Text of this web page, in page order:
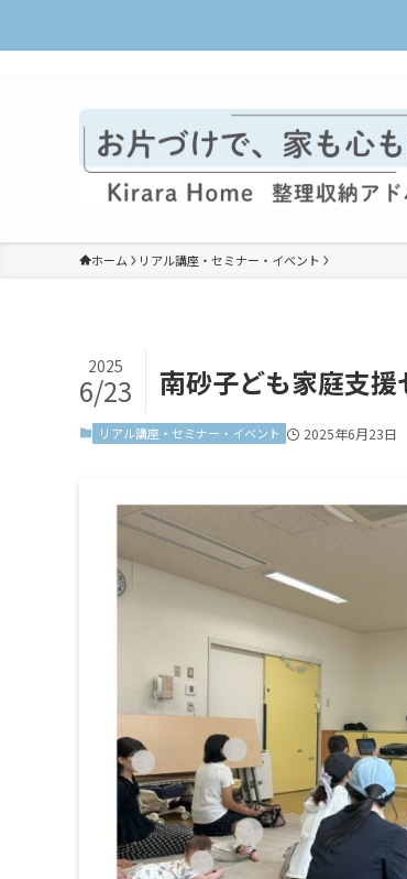
ホーム リアル講座・セミナー・イベント
南砂子ども家庭支
2025
6/23
リアル講座・セミナー・イベント 2025年6月23日